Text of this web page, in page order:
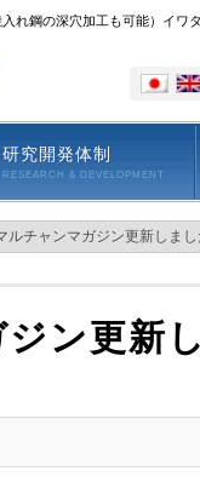
れ鋼の深穴加工も可能）イワ
研究開発体制
RESEARCH & DEVELOPMENT
ルチャンマガジン更新しま
ン更新